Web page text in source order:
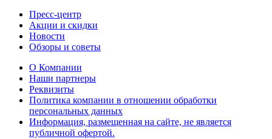
Пресс-центр
Акции и скидки
Новости
Обзоры и советы
О Компании
Наши партнеры
Реквизиты
Политика компании в отношении обработки
персональных данных
Информация, размещенная на сайте, не является
публичной офертой.